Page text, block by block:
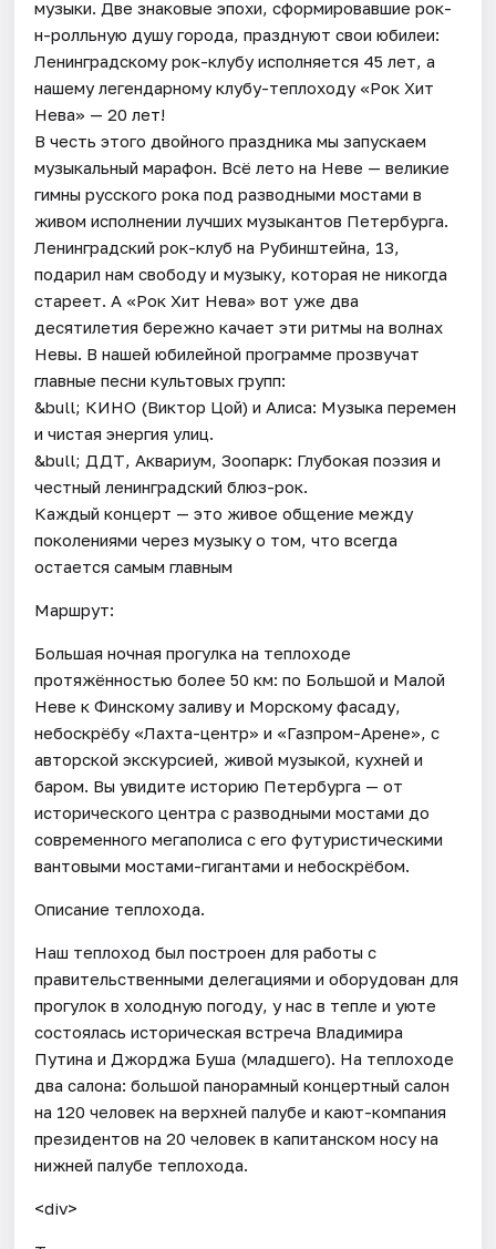
музыки. Две знаковые эпохи, сформировавшие рок-
н-ролльную душу города, празднуют свои юбилеи:
Ленинградскому рок-клубу исполняется 45 лет, а
нашему легендарному клубу-теплоходу «Рок Хит
Нева» — 20 лет!
В честь этого двойного праздника мы запускаем
музыкальный марафон. Всё лето на Неве — великие
гимны русского рока под разводными мостами в
живом исполнении лучших музыкантов Петербурга.
Ленинградский рок-клуб на Рубинштейна, 13,
подарил нам свободу и музыку, которая не никогда
стареет. А «Рок Хит Нева» вот уже два
десятилетия бережно качает эти ритмы на волнах
Невы. В нашей юбилейной программе прозвучат
главные песни культовых групп:
&bull; КИНО (Виктор Цой) и Алиса: Музыка перемен
и чистая энергия улиц.
&bull; ДДТ, Аквариум, Зоопарк: Глубокая поэзия и
честный ленинградский блюз-рок.
Каждый концерт — это живое общение между
поколениями через музыку о том, что всегда
остается самым главным
Маршрут:
Большая ночная прогулка на теплоходе
протяжённостью более 50 км: по Большой и Малой
Неве к Финскому заливу и Морскому фасаду,
небоскрёбу «Лахта-центр» и «Газпром-Арене», с
авторской экскурсией, живой музыкой, кухней и
баром. Вы увидите историю Петербурга — от
исторического центра с разводными мостами до
современного мегаполиса с его футуристическими
вантовыми мостами-гигантами и небоскрёбом.
Описание теплохода.
Наш теплоход был построен для работы с
правительственными делегациями и оборудован для
прогулок в холодную погоду, у нас в тепле и уюте
состоялась историческая встреча Владимира
Путина и Джорджа Буша (младшего). На теплоходе
два салона: большой панорамный концертный салон
на 120 человек на верхней палубе и кают-компания
президентов на 20 человек в капитанском носу на
нижней палубе теплохода.
<div>